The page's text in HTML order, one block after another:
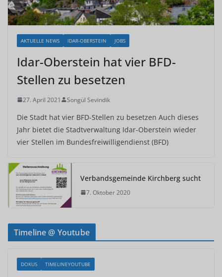
AKTUELLE NEWS IDAR-OBERSTEIN JOBS
Idar-Oberstein hat vier BFD-
Stellen zu besetzen
27. April 2021 Songül Sevindik
Die Stadt hat vier BFD-Stellen zu besetzen Auch dieses
Jahr bietet die Stadtverwaltung Idar-Oberstein wieder
vier Stellen im Bundesfreiwilligendienst (BFD)
Verbandsgemeinde Kirchberg sucht
7. Oktober 2020
Timeline @ Youtube
DOKUS TIMELINEYOUTUBE